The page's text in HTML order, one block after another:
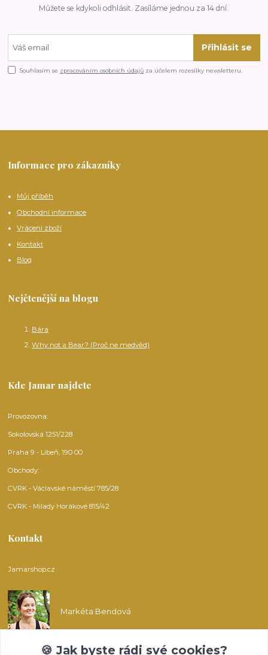
Můžete se kdykoli odhlásit. Zasíláme jednou za 14 dní.
Přihlásit se
Souhlasím se zpracováním osobních údajů za účelem rozesílky newsletteru.
Informace pro zákazníky
Můj příběh
Obchodní informace
Vrácení zboží
Kontakt
Blog
Nejčtenější na blogu
Bára
Why not a Bear? (Proč ne medvěd)
Kde Jamar najdete
Provozovna:
Sokolovská 1251/228
Praha 9 - Libeň, 190 00
Obchody:
CVRK - Václavské náměstí 785/28
CVRK - Milady Horákové 815/42
Kontakt
Jamarshop.cz
Markéta Bendová
🍪 Jak byste rádi své cookies?